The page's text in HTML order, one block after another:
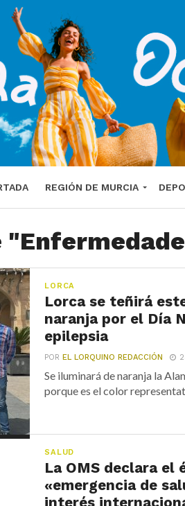
REGIÓN DE MURCIA
LORCA
Lorca se teñirá
naranja por el Día
epilepsia
POREL LORQUINO REDACCIÓN
Se iluminará de naranja la
porque es el color
SALUD
La OMS declara el
«emergencia de
interés